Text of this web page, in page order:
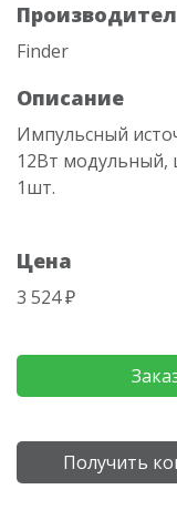
Finder
Описание
Импульсный
12Вт модульный,
1шт.
Цена
3 524 ₽
Получить